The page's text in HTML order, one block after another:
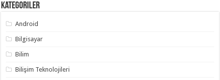
Kategoriler
Android
Bilgisayar
Bilim
Bilişim Teknolojileri